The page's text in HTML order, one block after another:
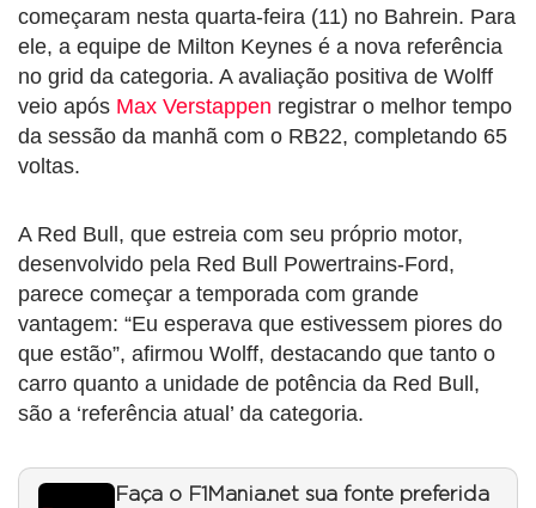
começaram nesta quarta-feira (11) no Bahrein. Para
ele, a equipe de Milton Keynes é a nova referência
no grid da categoria. A avaliação positiva de Wolff
veio após Max Verstappen registrar o melhor tempo
da sessão da manhã com o RB22, completando 65
voltas.
A Red Bull, que estreia com seu próprio motor,
desenvolvido pela Red Bull Powertrains-Ford,
parece começar a temporada com grande
vantagem: “Eu esperava que estivessem piores do
que estão”, afirmou Wolff, destacando que tanto o
carro quanto a unidade de potência da Red Bull,
são a ‘referência atual’ da categoria.
Faça o F1Mania.net sua fonte preferida